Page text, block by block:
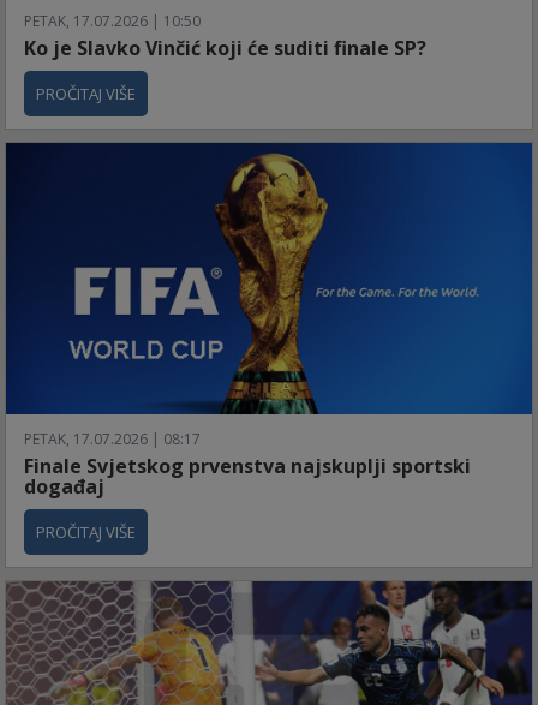
PETAK, 17.07.2026 | 10:50
Ko je Slavko Vinčić koji će suditi finale SP?
PROČITAJ VIŠE
PETAK, 17.07.2026 | 08:17
Finale Svjetskog prvenstva najskuplji sportski
događaj
PROČITAJ VIŠE